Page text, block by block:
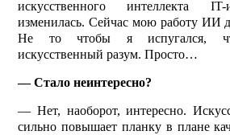
искусственного интеллекта
изменилась. Сейчас мою работу ИИ
Не то чтобы я испугался,
искусственный разум. Просто…
— Стало неинтересно?
— Нет, наоборот, интерес­но.
сильно повышает планку в плане